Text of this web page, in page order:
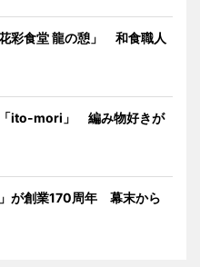
彩食堂 龍の憩」 和食職人
「ito-mori」 編み物好きが
が創業170周年 幕末から